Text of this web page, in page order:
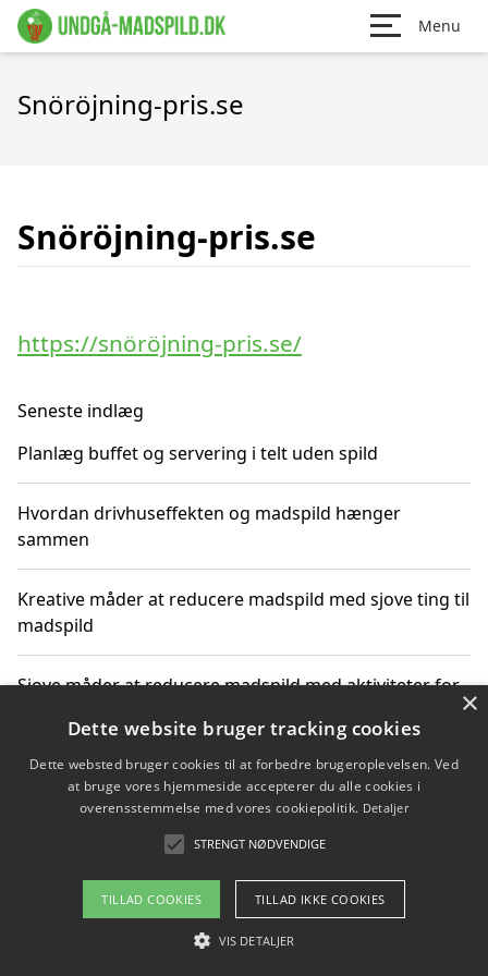
Menu
Snöröjning-pris.se
Snöröjning-pris.se
https://snöröjning-pris.se/
Seneste indlæg
Planlæg buffet og servering i telt uden spild
Hvordan drivhuseffekten og madspild hænger
sammen
Kreative måder at reducere madspild med sjove ting til
madspild
Sjove måder at reducere madspild med aktiviteter for
Hvor finder jeg nemme måltidskasser i Vejle
Om / kontakt
Blog Betingelser
×
Dette website bruger tracking cookies
Dette websted bruger cookies til at forbedre brugeroplevelsen. Ved
at bruge vores hjemmeside accepterer du alle cookies i
overensstemmelse med vores cookiepolitik. Detaljer
STRENGT NØDVENDIGE
TILLAD COOKIES TILLAD IKKE COOKIES
VIS DETALJER